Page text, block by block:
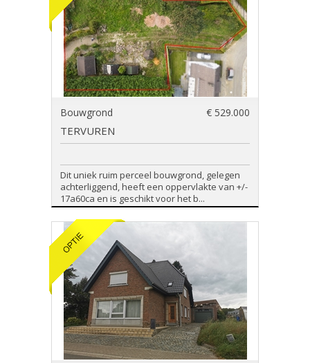
Bouwgrond € 529.000
TERVUREN
Dit uniek ruim perceel bouwgrond, gelegen
achterliggend, heeft een oppervlakte van +/-
17a60ca en is geschikt voor het b...